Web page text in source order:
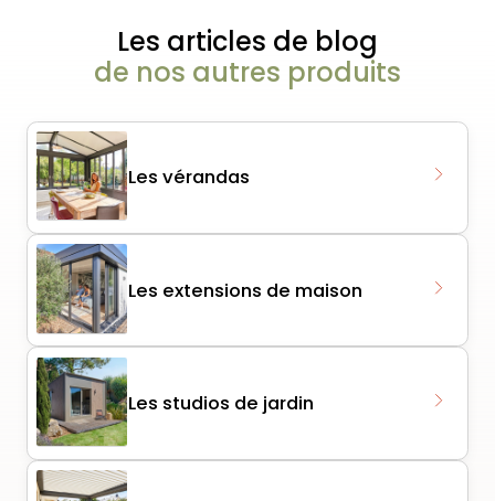
Les articles de blog
de nos autres produits
Les vérandas
Les extensions de maison
Les studios de jardin